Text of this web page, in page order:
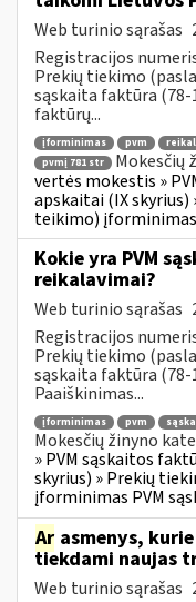
Web turinio sąrašas
Registracijos
Prekių tiekimo
sąskaita faktūra (78-
faktūrų...
įforminimas pvm
pvmį 781 str
Mokesčių
vertės mokestis »
apskaitai (IX
teikimo) įforminimas
Kokie yra PVM
reikalavimai?
Web turinio sąrašas
Registracijos
Prekių tiekimo
sąskaita faktūra (78-
Paaiškinimas...
įforminimas pvm
Mokesčių žinyno
» PVM sąskaitos
skyrius) » Prekių
įforminimas PVM
Ar asmenys,
tiekdami naujas
Web turinio sąrašas